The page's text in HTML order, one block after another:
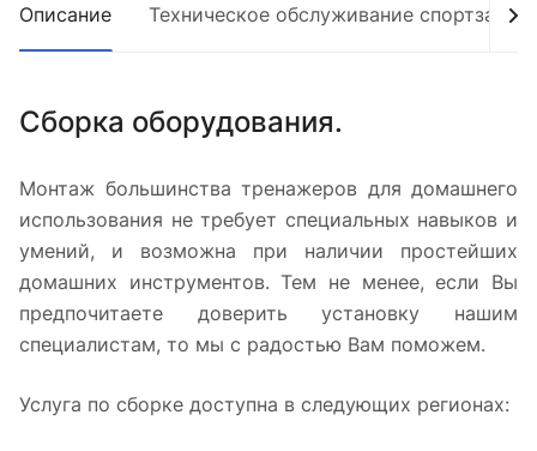
Описание Техническое обслуживание
Сборка оборудования.
Монтаж большинства тренажеров для домашнего
использования не требует специальных навыков и
умений, и возможна при наличии простейших
домашних инструментов. Тем не менее, если Вы
предпочитаете доверить установку нашим
специалистам, то мы с радостью Вам поможем.
Услуга по сборке доступна в следующих регионах: